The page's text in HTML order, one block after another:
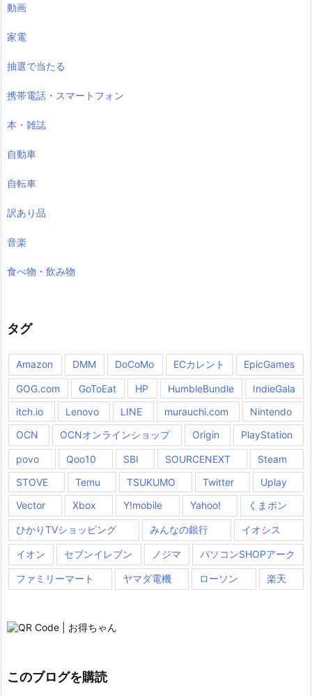
動画
家電
抽選で当たる
携帯電話・スマートフォン
本・雑誌
自動車
自転車
訳あり品
音楽
食べ物・飲み物
タグ
Amazon DMM DoCoMo ECカレント EpicGames
GOG.com GoToEat HP HumbleBundle
IndieGala
itch.io
Lenovo LINE murauchi.com
Nintendo
OCN
OCNオンラインショップ Origin PlayStation
povo Qoo10 SBI SOURCENEXT
Steam
STOVE
Temu TSUKUMO Twitter
Uplay
Vector
Xbox Y!mobile Yahoo! くまポン
ひかりTVショッピング みんなの銀行 イオシス
イオン セブンイレブン ノジマ パソコンSHOPアーク
ファミリーマート ヤマダ電機 ローソン 楽天
このブログを購読